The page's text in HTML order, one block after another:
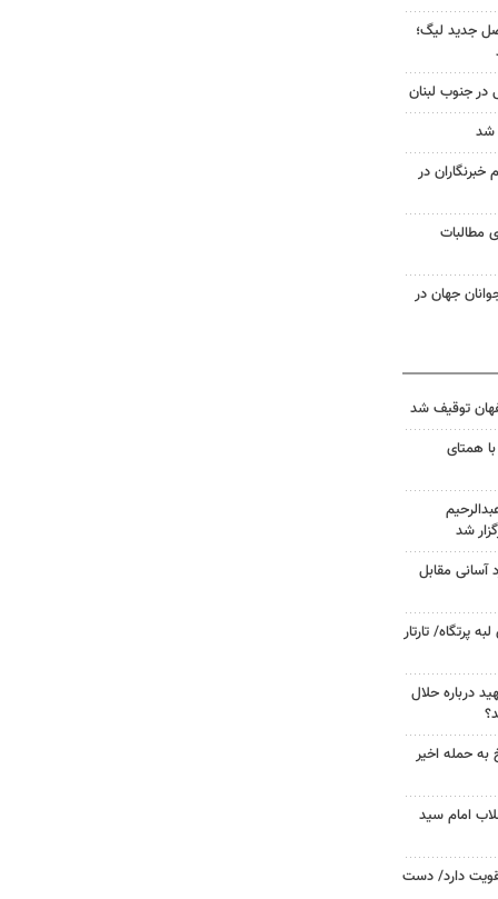
جدید لیگ؛
جنوب لبنان
شد
در
مطالبات
جهان در
همتای
شد
آسانی مقابل
پرتگاه/ تارتار
درباره حلال
به حمله اخیر
امام سید
دارد/ دست